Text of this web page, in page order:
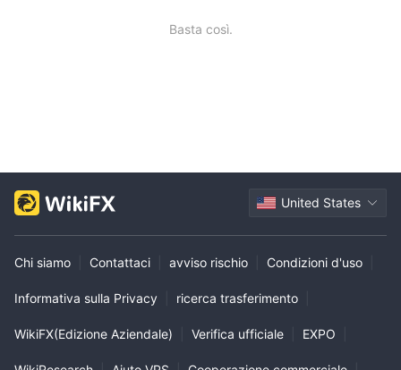
Basta così.
United States
Chi siamo Contattaci avviso rischio Condizioni d'uso
Informativa sulla Privacy ricerca trasferimento
WikiFX(Edizione Aziendale) Verifica ufficiale EXPO